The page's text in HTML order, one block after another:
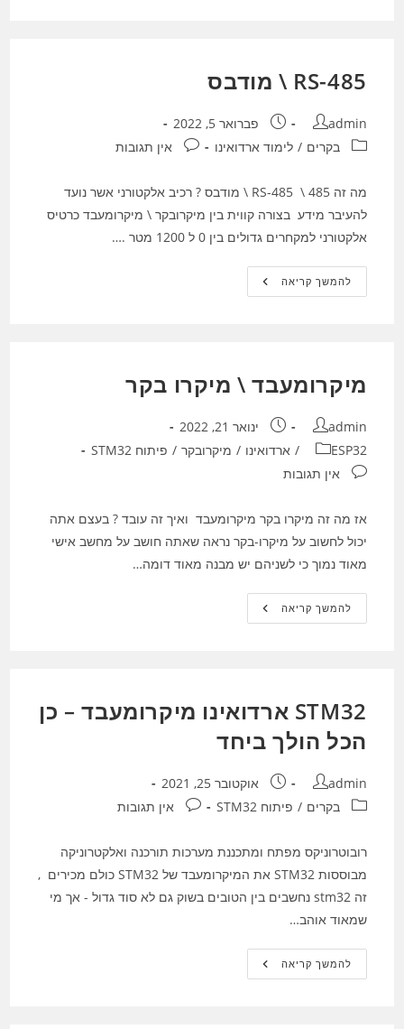
RS-485 \ מודבס
מחבר:
admin פורסם:פברואר 5, 2022
קטגוריה:
בקרים / לימוד ארדואינו תגובות:אין תגובות
מה זה 485 \ RS-485 \ מודבס ? רכיב אלקטורני אשר נועד
להעיבר מידע בצורה קווית בין מיקרובקר \ מיקרומעבד כרטיס
אלקטורני למקחרים גדולים בין 0 ל 1200 מטר .…
להמשך קריאהRS-
485
מיקרומעבד \ מיקרו בקר
מחבר:
admin פורסם:ינואר 21, 2022
קטגוריה:
ESP32
/ ארדואינו / מיקרובקר / פיתוח STM32
תגובות:אין תגובות
אז מה זה מיקרו בקר מיקרומעבד ואיך זה עובד ? בעצם אתה
יכול לחשוב על מיקרו-בקר נראה שאתה חושב על מחשב אישי
מאוד נמוך כי לשניהם יש מבנה מאוד דומה…
להמשך קריאהמיקרומעבד
\
STM32 ארדואינו מיקרומעבד – כן
הכל הולך ביחד
מחבר:
admin פורסם:אוקטובר 25, 2021
קטגוריה:
בקרים / פיתוח STM32 תגובות:אין תגובות
רובוטרוניקס מפתח ומתכננת מערכות תורכנה ואלקטרוניקה
מבוססות STM32 את המיקרומעבד של STM32 כולם מכירים ,
זה stm32 נחשבים בין הטובים בשוק גם לא סוד גדול - אך מי
שמאוד אוהב…
להמשך קריאהSTM32
ארדואינו